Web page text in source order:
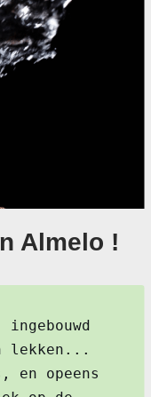
Almelo !
lekken...
en opeens